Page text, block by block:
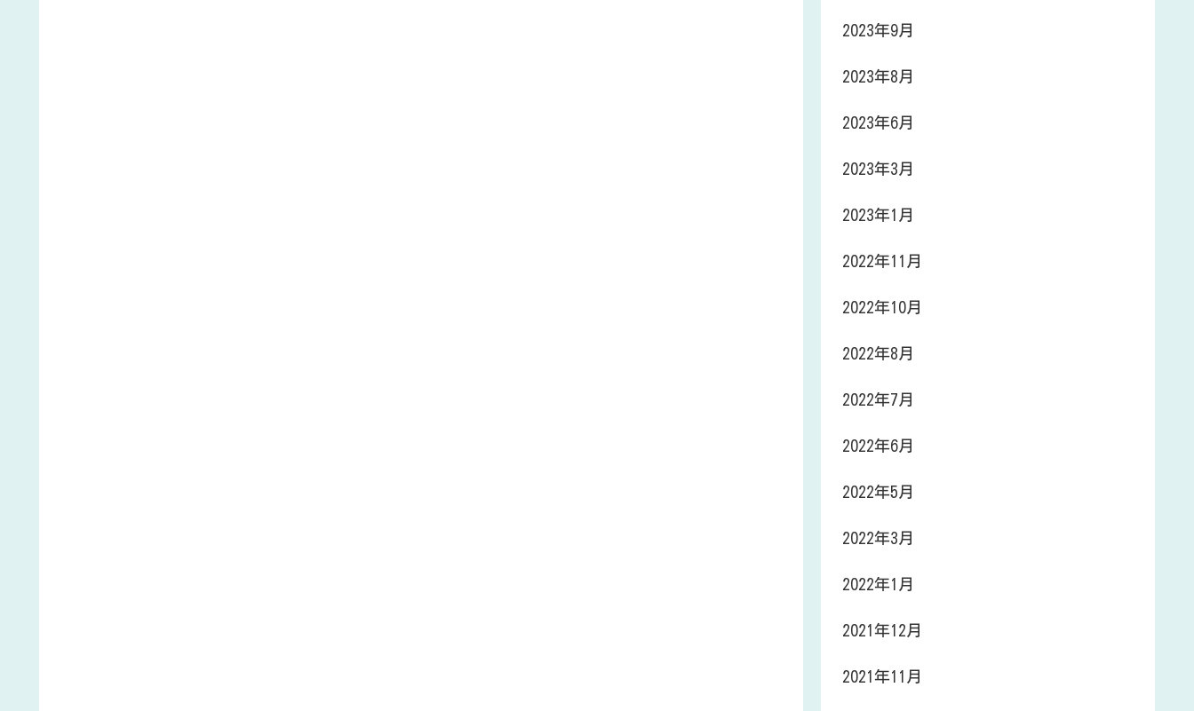
2023年9月
2023年8月
2023年6月
2023年3月
2023年1月
2022年11月
2022年10月
2022年8月
2022年7月
2022年6月
2022年5月
2022年3月
2022年1月
2021年12月
2021年11月